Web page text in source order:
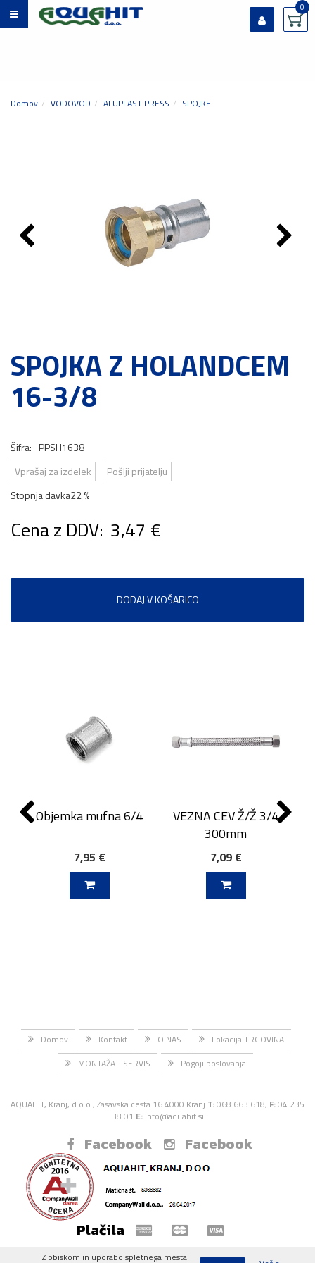
0
Domov VODOVOD ALUPLAST PRESS SPOJKE
SPOJKA Z HOLANDCEM
16-3/8
Šifra: PPSH1638
Vprašaj za izdelek
Pošlji prijatelju
Stopnja davka22 %
Cena z DDV: 3,47 €
DODAJ V KOŠARICO
Objemka mufna 6/4
7,95 €
VEZNA CEV Ž/Ž 3/4
300mm
7,09 €
Domov Kontakt O NAS
Lokacija TRGOVINA
MONTAŽA - SERVIS
Pogoji poslovanja
AQUAHIT, Kranj, d.o.o., Zasavska cesta 16 4000 Kranj T:068 663 618, F:04 235
38 01 E: Info@aquahit.si
Facebook Facebook
Plačila
Z obiskom in uporabo spletnega mesta